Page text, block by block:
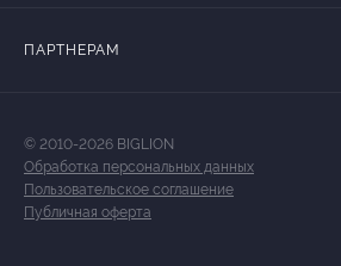
ПАРТНЕРАМ
© 2010-2026 BIGLION
Обработка персональных данных
Пользовательское соглашение
Публичная оферта